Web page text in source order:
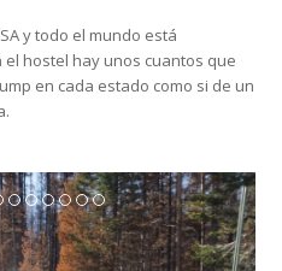
y todo el mundo está
hostel hay unos cuantos que
en cada estado como si de un